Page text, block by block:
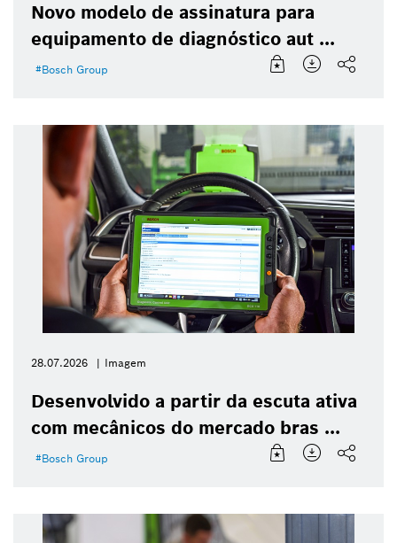
Novo modelo de assinatura para
equipamento de diagnóstico aut ...
Bosch Group
28.07.2026 Imagem
Desenvolvido a partir da escuta ativa
com mecânicos do mercado bras ...
Bosch Group